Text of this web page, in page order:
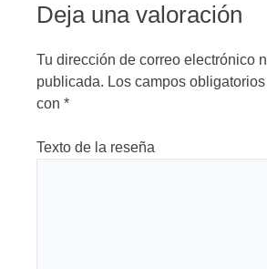
Deja una valoración
Tu dirección de correo electrónico
publicada. Los campos
con *
Texto de la reseña